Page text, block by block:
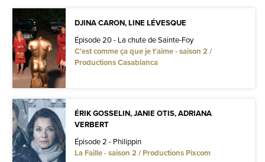
DJINA CARON, LINE LÉVESQUE
Épisode 20 - La chute de Sainte-Foy
C'est comme ça que je t'aime - saison 2 /
Productions Casablanca
ÉRIK GOSSELIN, JANIE OTIS, ADRIANA
VERBERT
Épisode 2 - Philippin
La Faille - saison 2 / Productions Pixcom